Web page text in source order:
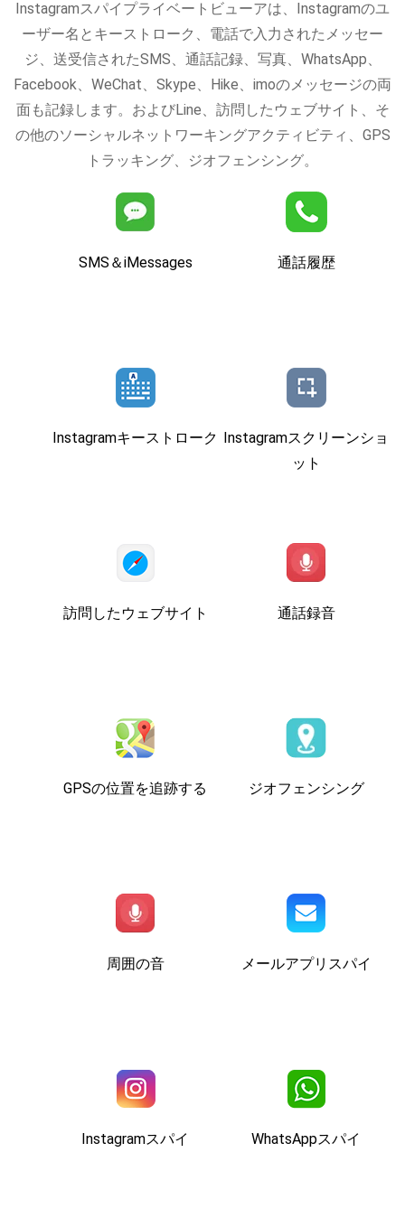
Instagramスパイプライベートビューアは、Instagramのユ
ーザー名とキーストローク、電話で入力されたメッセー
ジ、送受信されたSMS、通話記録、写真、WhatsApp、
Facebook、WeChat、Skype、Hike、imoのメッセージの両
面も記録します。およびLine、訪問したウェブサイト、そ
の他のソーシャルネットワーキングアクティビティ、GPS
トラッキング、ジオフェンシング。
SMS＆iMessages 通話履歴
Instagramキーストローク Instagramスクリーンショ
ット
訪問したウェブサイト 通話録音
GPSの位置を追跡する ジオフェンシング
周囲の音 メールアプリスパイ
Instagramスパイ WhatsAppスパイ